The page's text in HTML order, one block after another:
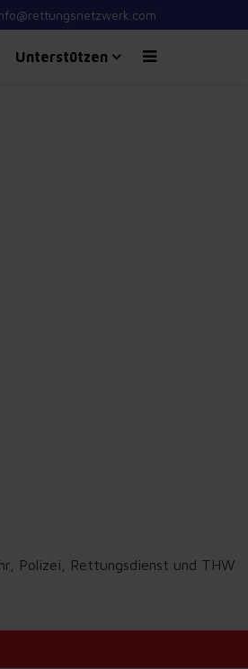
Unterstützen
Polizei, Rettungsdienst und THW